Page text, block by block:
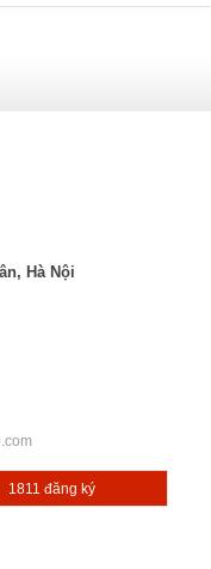
Hà Nội
1811 đăng ký